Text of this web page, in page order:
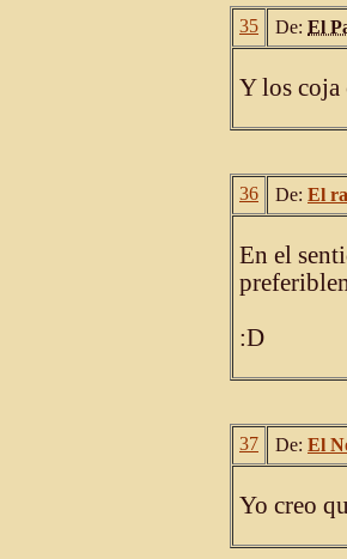
35 De: El
Y los coja
36 De: El
En el
:D
37 De: El
Yo creo